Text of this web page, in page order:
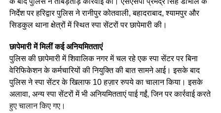
निर्देश पर हरिद्वार पुलिस ने रानीपुर कोतवाली, बहादराबाद, श्यामपुर और
सिडकुल थाना क्षेत्रों में स्थित स्पा सेंटरों पर छापेमारी की।
छापेमारी में मिलीं कई अनियमितताएं
पुलिस की छापेमारी में शिवालिक नगर में चल रहे एक स्पा सेंटर पर बिना
वेरिफिकेशन के कर्मचारियों की नियुक्ति की बात सामने आई। इसके बाद
पुलिस ने स्पा सेंटर के खिलाफ 10 हज़ार रुपये का चालान किया। इसके
अलावा, अन्य स्पा सेंटरों में भी अनियमितताएं पाई गईं, जिन पर कार्रवाई करते
हुए चालान किए गए।